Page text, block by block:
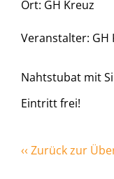
Ort: GH Kreuz
Veranstalter: GH
Nahtstubat mit
Eintritt frei!
‹‹ Zurück zur